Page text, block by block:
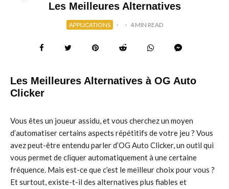
Les Meilleures Alternatives
APPLICATIONS · · 4 MIN READ
Les Meilleures Alternatives à OG Auto
Clicker
Vous êtes un joueur assidu, et vous cherchez un moyen
d’automatiser certains aspects répétitifs de votre jeu ? Vous
avez peut-être entendu parler d’OG Auto Clicker, un outil qui
vous permet de cliquer automatiquement à une certaine
fréquence. Mais est-ce que c’est le meilleur choix pour vous ?
Et surtout, existe-t-il des alternatives plus fiables et